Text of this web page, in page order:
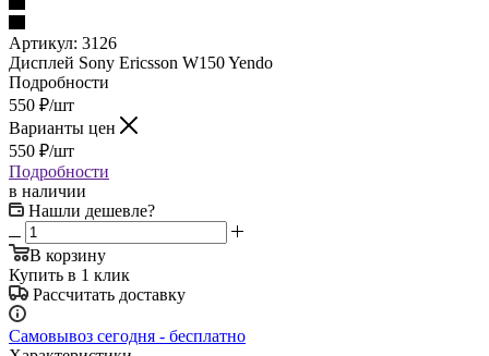
Артикул: 3126
Дисплей Sony Ericsson W150 Yendo
Подробности
550 ₽/шт
Варианты цен
550 ₽/шт
Подробности
в наличии
Нашли дешевле?
В корзину
Купить в 1 клик
Рассчитать доставку
Самовывоз сегодня - бесплатно